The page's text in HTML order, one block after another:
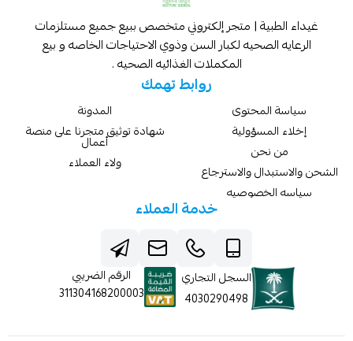
غيداء الطبية | متجر إلكتروني متخصص ببيع جميع مستلزمات
الرعايه الصحيه لكبار السن وذوي الاحتياجات الخاصه و بيع
المكملات الغذائيه الصحيه .
روابط تهمك
سياسة المحتوى
إخلاء المسؤولية
من نحن
الشحن والاستبدال والاسترجاع
سياسه الخصوصيه
المدونة
شهادة توثيق متجرنا على منصة
أعمال
ولاء العملاء
خدمة العملاء
السجل التجاري
4030290498
الرقم الضريبي
311304168200003